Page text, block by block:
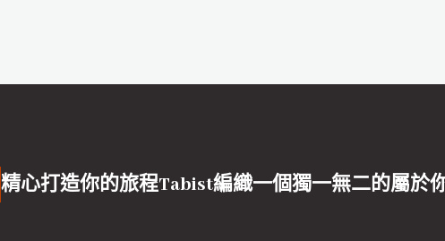
精心打造你的旅程Tabist編織一個獨一無二的屬於